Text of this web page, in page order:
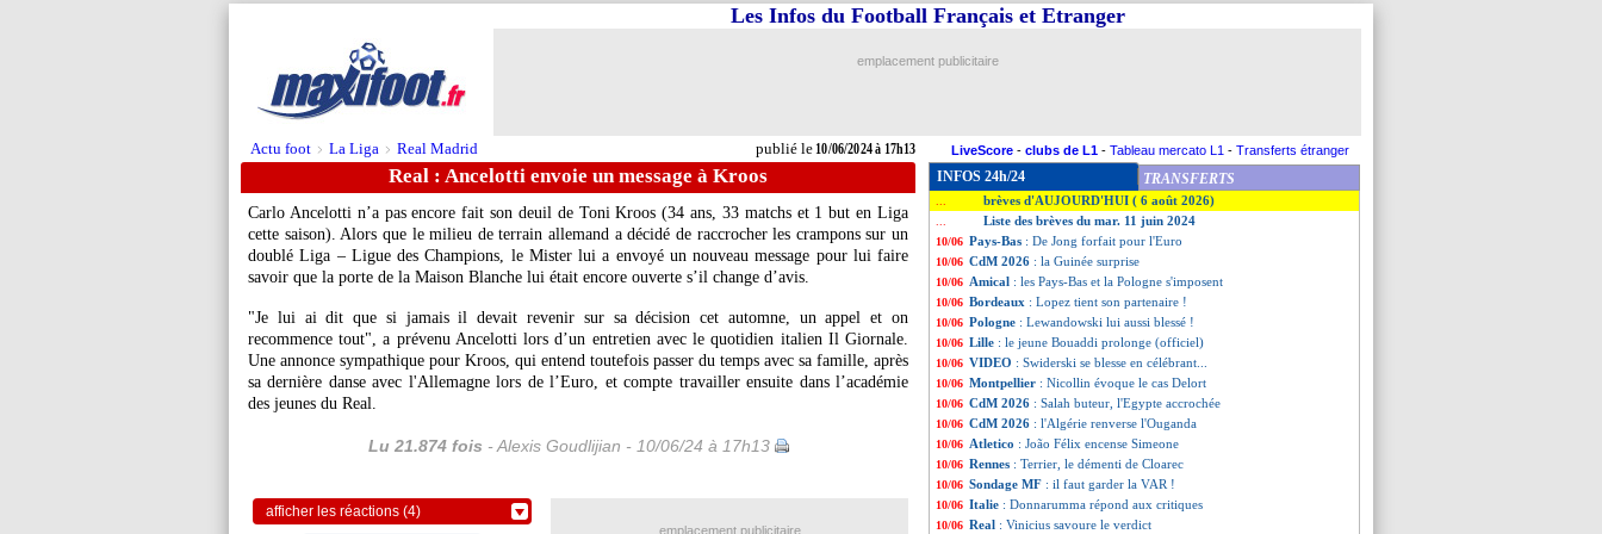
Actu foot > La Liga > Real Madrid publié le10/06/2024 à 17h13
Les Infos du Football Français et Etranger
emplacement publicitaire
LiveScore - clubs de L1 - Tableau mercato L1 - Transferts étranger
Real : Ancelotti envoie un message à Kroos
Carlo Ancelotti n’a pas encore fait son deuil de ToniKroos (34 ans, 33 matchs et 1 but en Liga
cette saison). Alors que le milieu de terrain allemand a décidé de raccrocher les crampons sur un
doublé Liga – Ligue des Champions, le Mister lui a envoyé un nouveau message pour lui faire
savoir que la porte de la Maison Blanche lui était encore ouverte s’il change d’avis.
"Je lui ai dit que si jamais il devait revenir sur sa décision cet automne, un appel et on
recommence tout", a prévenu Ancelotti lors d’un entretien avec le quotidien italien Il Giornale.
Une annonce sympathique pour Kroos, qui entend toutefois passer du temps avec sa famille, après
sa dernière danse avec l'Allemagne lors de l’Euro, et compte travailler ensuite dans l’académie
des jeunes du Real.
Lu 21.874 fois - Alexis Goudlijian - 10/06/24 à 17h13
afficher les réactions (4)
INFOS 24h/24 TRANSFERTS
brèves d'AUJOURD'HUI ( 6 août 2026)
Liste des brèves du mar. 11 juin 2024
10/06 Pays-Bas : De Jong forfait pour l'Euro
10/06 CdM 2026 : la Guinée surprise
10/06 Amical : les Pays-Bas et la Pologne s'imposent
10/06 Bordeaux : Lopez tient son partenaire !
10/06 Pologne : Lewandowski lui aussi blessé !
10/06 Lille : le jeune Bouaddi prolonge (officiel)
10/06 VIDEO : Swiderski se blesse en célébrant...
10/06 Montpellier : Nicollin évoque le cas Delort
10/06 CdM 2026 : Salah buteur, l'Egypte accrochée
10/06 CdM 2026 : l'Algérie renverse l'Ouganda
10/06 Atletico : João Félix encense Simeone
10/06 Rennes : Terrier, le démenti de Cloarec
10/06 Sondage MF : il faut garder la VAR !
10/06 Italie : Donnarumma répond aux critiques
10/06 Real : Vinicius savoure le verdict
emplacement publicitaire